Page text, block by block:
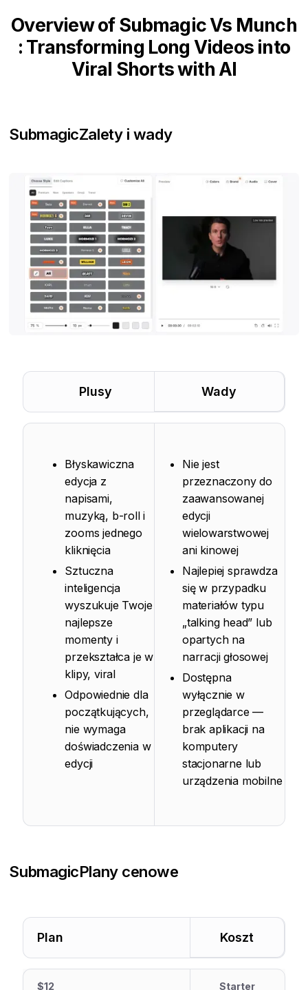
Overview of Submagic Vs Munch
: Transforming Long Videos into
Viral Shorts with AI
SubmagicZalety i wady
Plusy Wady
Błyskawiczna
edycja z
napisami,
muzyką, b-roll i
zooms jednego
kliknięcia
Sztuczna
inteligencja
wyszukuje Twoje
najlepsze
momenty i
przekształca je w
klipy, viral
Odpowiednie dla
początkujących,
nie wymaga
doświadczenia w
edycji
Nie jest
przeznaczony do
zaawansowanej
edycji
wielowarstwowej
ani kinowej
Najlepiej sprawdza
się w przypadku
materiałów typu
„talking head” lub
opartych na
narracji głosowej
Dostępna
wyłącznie w
przeglądarce —
brak aplikacji na
komputery
stacjonarne lub
urządzenia mobilne
SubmagicPlany cenowe
Plan Koszt
$12 Starter